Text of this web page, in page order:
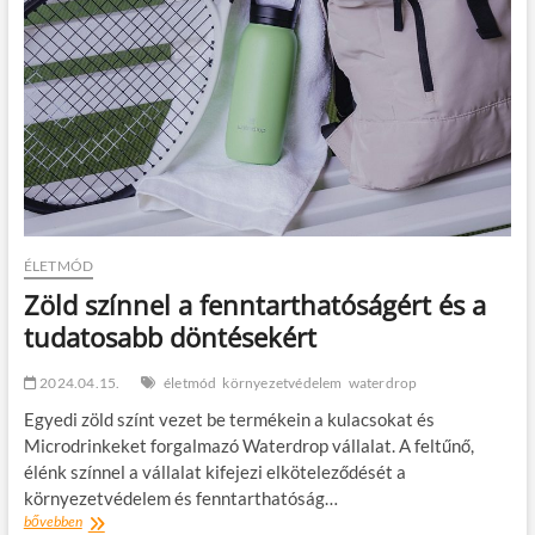
ÉLETMÓD
Zöld színnel a fenntarthatóságért és a
tudatosabb döntésekért
2024.04.15. életmód környezetvédelem waterdrop
Egyedi zöld színt vezet be termékein a kulacsokat és
Microdrinkeket forgalmazó Waterdrop vállalat. A feltűnő,
élénk színnel a vállalat kifejezi elköteleződését a
környezetvédelem és fenntarthatóság…
bővebbenZöld